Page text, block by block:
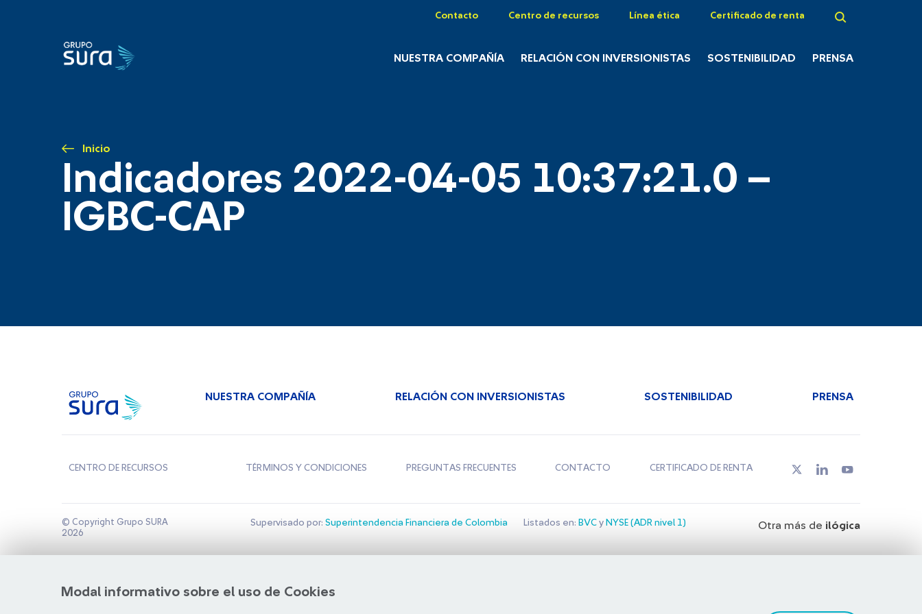
Contacto Centro de recursos Línea ética Certificado de renta
NUESTRA COMPAÑÍA RELACIÓN CON INVERSIONISTAS SOSTENIBILIDAD PRENSA
Inicio
Indicadores 2022-04-05 10:37:21.0 –
IGBC-CAP
Modal informativo sobre el uso de Cookies
NUESTRA COMPAÑÍA RELACIÓN CON INVERSIONISTAS SOSTENIBILIDAD PRENSA
CENTRO DE RECURSOS TÉRMINOS Y CONDICIONES PREGUNTAS FRECUENTES CONTACTO CERTIFICADO DE RENTA
© Copyright Grupo SURA
2026
Supervisado por: Superintendencia Financiera de Colombia Listados en: BVCy NYSE (ADR nivel 1) Otra más de ilógica